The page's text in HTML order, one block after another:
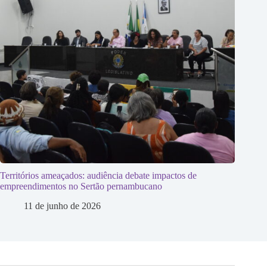
Territórios ameaçados: audiência debate impactos de
empreendimentos no Sertão pernambucano
11 de junho de 2026